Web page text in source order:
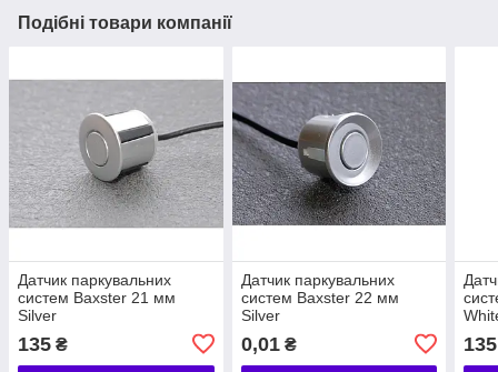
Подібні товари компанії
Датчик паркувальних
систем Baxster 21 мм
Silver
135 ₴
Датчик паркувальних
систем Baxster 22 мм
Silver
0,01₴ 135